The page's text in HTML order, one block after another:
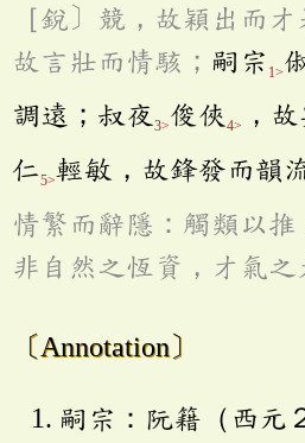
［銳〕競，故穎出而
故言壯而情駭； 嗣宗 1>
調遠；叔夜 3>俊俠 4>
，
仁5>輕敏，故鋒發而韻
情繁而辭隱：觸類以推
非自然之恆資，才氣之
〔Annotation〕
嗣宗：阮籍（西元